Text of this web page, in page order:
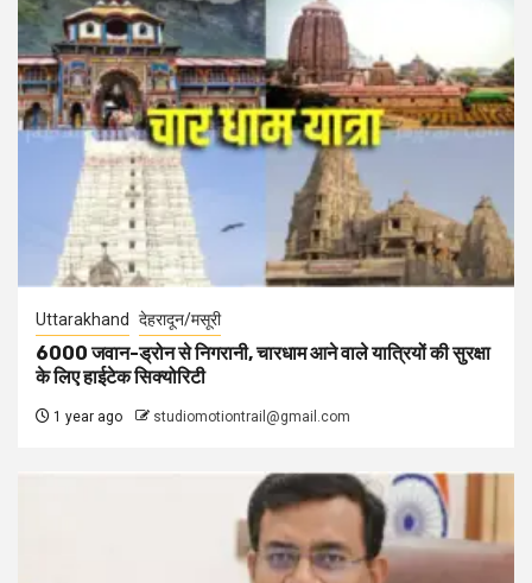
Uttarakhand देहरादून/मसूरी
6000 जवान-ड्रोन से निगरानी, चारधाम आने वाले यात्रियों की सुरक्षा
के लिए हाईटेक सिक्योरिटी
1 year ago studiomotiontrail@gmail.com